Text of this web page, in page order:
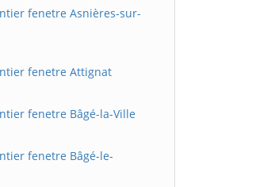
fenetre Asnières-sur-
fenetre Attignat
fenetre Bâgé-la-Ville
fenetre Bâgé-le-